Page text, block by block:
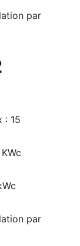
par
: 15
par